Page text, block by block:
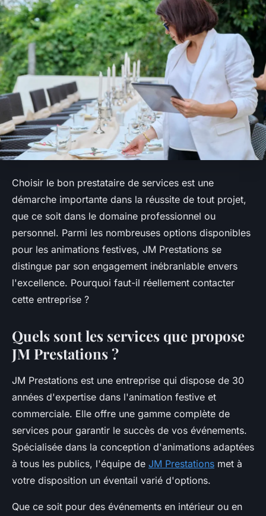
Choisir le bon prestataire de services est une
démarche importante dans la réussite de tout projet,
que ce soit dans le domaine professionnel ou
personnel. Parmi les nombreuses options disponibles
pour les animations festives, JM Prestations se
distingue par son engagement inébranlable envers
l'excellence. Pourquoi faut-il réellement contacter
cette entreprise ?
Quels sont les services que propose
JM Prestations ?
JM Prestations est une entreprise qui dispose de 30
années d'expertise dans l'animation festive et
commerciale. Elle offre une gamme complète de
services pour garantir le succès de vos événements.
Spécialisée dans la conception d'animations adaptées
à tous les publics, l'équipe de JM Prestations met à
votre disposition un éventail varié d'options.
Que ce soit pour des événements en intérieur ou en